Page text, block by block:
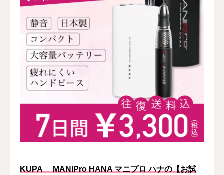
KUPA MANIPro HANA マニプロ ハナの【お試